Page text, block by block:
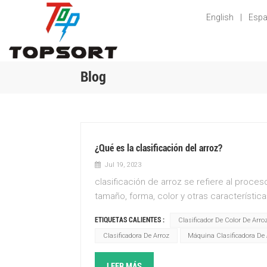
English
Blog
¿Qué es la clasificación del arroz?
Jul 19, 2023
clasificación de arroz se refiere al
tamaño, forma, color y otras
clasificación del arroz es eliminar las
asegurando que solo se entreguen a
algunos aspectos clave de la
ETIQUETAS CALIENTES : Clasificador De Color De
Clasificadora De Arroz
Máquina Clasificadora De